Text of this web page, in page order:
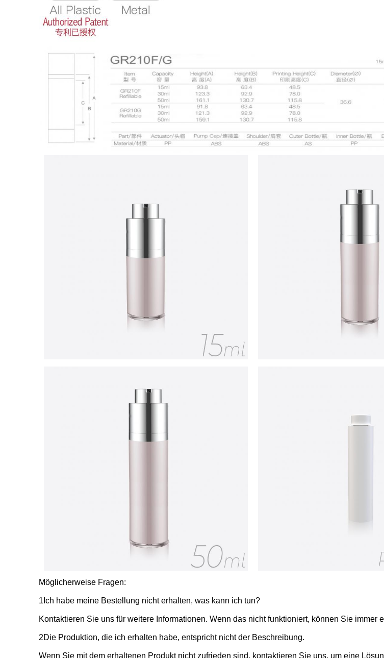
Möglicherweise Fragen:
1Ich habe meine Bestellung nicht erhalten, was kann ich tun?
Kontaktieren Sie uns für weitere Informationen. Wenn das nicht funktioniert, können Sie
2Die Produktion, die ich erhalten habe, entspricht nicht der Beschreibung.
Wenn Sie mit dem erhaltenen Produkt nicht zufrieden sind, kontaktieren Sie uns, um eine